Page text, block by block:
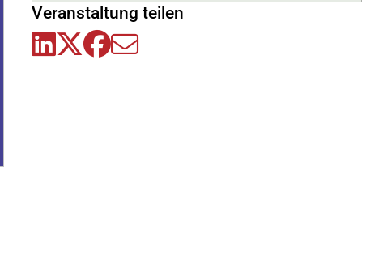
Veranstaltung teilen